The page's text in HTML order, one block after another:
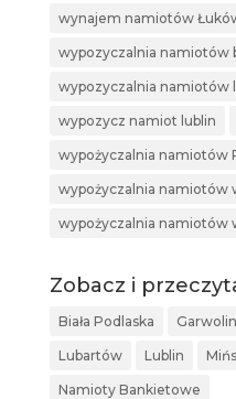
wynajem namiotów
wypozyczalnia namiotów
wypozyczalnia namiotów
wypozycz namiot lublin
wypożyczalnia namiotów
wypożyczalnia namiotów
wypożyczalnia namiotów
Zobacz i
Biała Podlaska Garwolin
Lubartów Lublin
Namioty Bankietowe